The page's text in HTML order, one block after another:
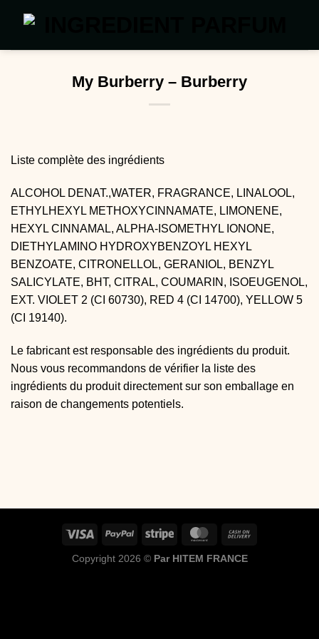
My Burberry – Burberry
Liste complète des ingrédients
ALCOHOL DENAT.,WATER, FRAGRANCE, LINALOOL,
ETHYLHEXYL METHOXYCINNAMATE, LIMONENE,
HEXYL CINNAMAL, ALPHA-ISOMETHYL IONONE,
DIETHYLAMINO HYDROXYBENZOYL HEXYL
BENZOATE, CITRONELLOL, GERANIOL, BENZYL
SALICYLATE, BHT, CITRAL, COUMARIN, ISOEUGENOL,
EXT. VIOLET 2 (CI 60730), RED 4 (CI 14700), YELLOW 5
(CI 19140).
Le fabricant est responsable des ingrédients du produit.
Nous vous recommandons de vérifier la liste des
ingrédients du produit directement sur son emballage en
raison de changements potentiels.
Copyright 2026 © Par HITEM FRANCE